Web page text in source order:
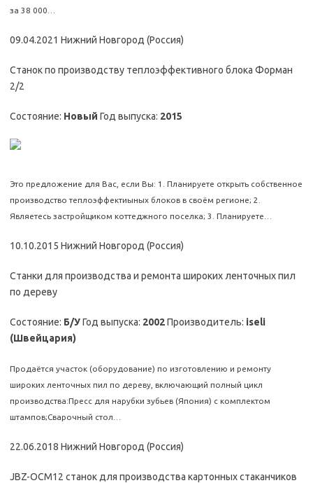
за 38 000…
09.04.2021 Нижний Новгород (Россия)
Станок по производству теплоэффективного блока Форман
2/2
Состояние: Новый Год выпуска: 2015
Это предложение для Вас, если Вы: 1. Планируете открыть собственное
производство теплоэффектиыных блоков в своём регионе; 2.
Являетесь застройщиком коттеджного поселка; 3. Планируете…
10.10.2015 Нижний Новгород (Россия)
Станки для производства и ремонта широких ленточных пил
по дереву
Состояние: Б/УГод выпуска: 2002Производитель: iseli
(Швейцария)
Продаётся участок (оборудование) по изготовлению и ремонту
широких ленточных пил по дереву, включающий полный цикл
производства:Пресс для нарубки зубьев (Япония) с комплектом
штампов;Сварочный стол…
22.06.2018 Нижний Новгород (Россия)
JBZ-OCM12 станок для производства картонных стаканчиков